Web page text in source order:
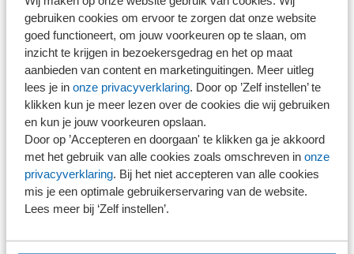
gebruiken cookies om ervoor te zorgen dat onze website
goed functioneert, om jouw voorkeuren op te slaan, om
inzicht te krijgen in bezoekersgedrag en het op maat
aanbieden van content en marketinguitingen. Meer uitleg
lees je in onze privacyverklaring. Door op ’Zelf instellen’ te
klikken kun je meer lezen over de cookies die wij gebruiken
en kun je jouw voorkeuren opslaan.
Door op ’Accepteren en doorgaan' te klikken ga je akkoord
met het gebruik van alle cookies zoals omschreven in onze
privacyverklaring. Bij het niet accepteren van alle cookies
mis je een optimale gebruikerservaring van de website.
Lees meer bij ‘Zelf instellen’.
Wederzijdse ervaringen, bevindingen en leerpunten
werden uitgewisseld met als doel te komen tot
leereffecten en actiepunten voor zowel de eigen praktijk
als voor alle vergunninghouders. Hierdoor kan – in dit
geval gefaciliteerd door SRA - het lerend vermogen in de
sector in gezamenlijkheid worden vergroot. Hulde aan de
AFM die daaraan op deze wijze een bijdrage heeft willen
leveren!